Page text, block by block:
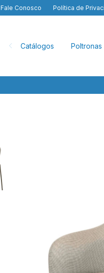
Fale Conosco Política de
Catálogos Poltronas